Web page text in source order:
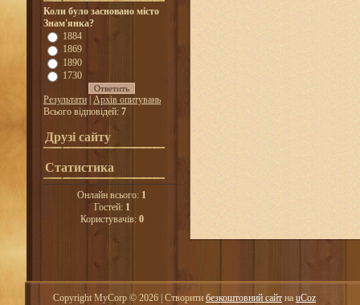
Коли було засновано місто
Знам'янка?
1884
1869
1890
1730
Результати Архів опитувань
Всього відповідей: 7
Друзі сайту
Статистика
Онлайн всього: 1
Гостей: 1
Користувачів: 0
Copyright MyCorp © 2026 Створити безкоштовний сайт на uCoz